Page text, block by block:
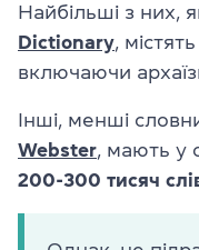
Найбільші з них,
Dictionary ,
включаючи
Інші, менші
Webster , мають у
200-300 тисяч